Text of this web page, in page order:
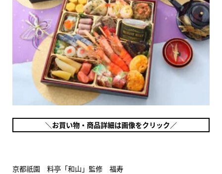
＼お買い物・商品詳細は画像をクリック／
京都祇園 料亭「和山」監修 福寿